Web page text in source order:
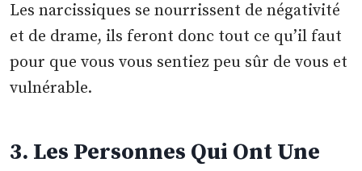
Les narcissiques se nourrissent de négativité
et de drame, ils feront donc tout ce qu’il faut
pour que vous vous sentiez peu sûr de vous et
vulnérable.
3. Les Personnes Qui Ont Une